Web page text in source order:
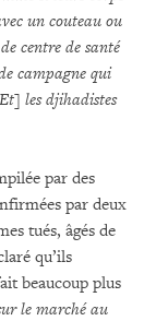
un couteau ou
centre de santé
campagne qui
les djihadistes
par des
par deux
tués, âgés de
qu’ils
beaucoup plus
le marché au